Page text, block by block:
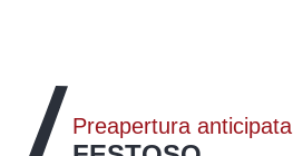
Preapertura anticipata